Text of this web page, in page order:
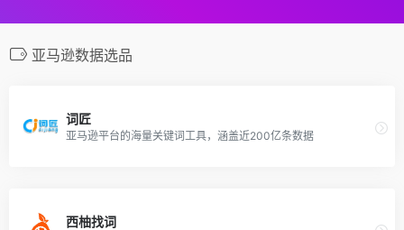
亚马逊数据选品
词匠
亚马逊平台的海量关键词工具，涵盖近200亿条数据
西柚找词